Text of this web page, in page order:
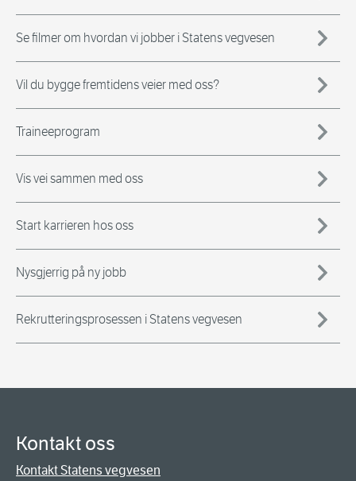
Se filmer om hvordan vi jobber i Statens vegvesen
Vil du bygge fremtidens veier med oss?
Traineeprogram
Vis vei sammen med oss
Start karrieren hos oss
Nysgjerrig på ny jobb
Rekrutteringsprosessen i Statens vegvesen
Kontakt oss
Kontakt Statens vegvesen